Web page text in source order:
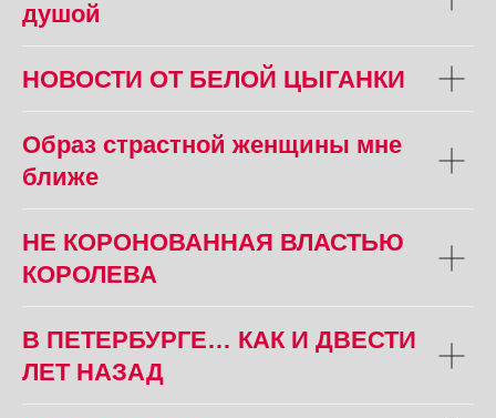
душой
НОВОСТИ ОТ БЕЛОЙ ЦЫГАНКИ
Образ страстной женщины мне
ближе
НЕ КОРОНОВАННАЯ ВЛАСТЬЮ
КОРОЛЕВА
В ПЕТЕРБУРГЕ… КАК И ДВЕСТИ
ЛЕТ НАЗАД